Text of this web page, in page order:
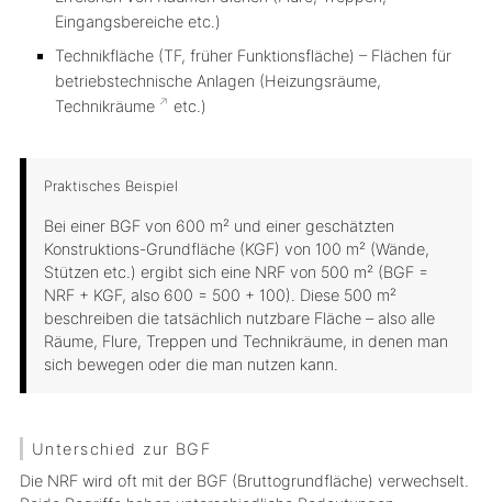
Eingangsbereiche etc.)
Technikfläche (TF, früher Funktionsfläche) – Flächen für
betriebstechnische Anlagen (Heizungsräume,
Technikräume
etc.)
Praktisches Beispiel
Bei einer BGF von 600 m² und einer geschätzten
Konstruktions-Grundfläche (KGF) von 100 m² (Wände,
Stützen etc.) ergibt sich eine NRF von 500 m² (BGF =
NRF + KGF, also 600 = 500 + 100). Diese 500 m²
beschreiben die tatsächlich nutzbare Fläche – also alle
Räume, Flure, Treppen und Technikräume, in denen man
sich bewegen oder die man nutzen kann.
Unterschied zur BGF
Die NRF wird oft mit der BGF (Bruttogrundfläche) verwechselt.